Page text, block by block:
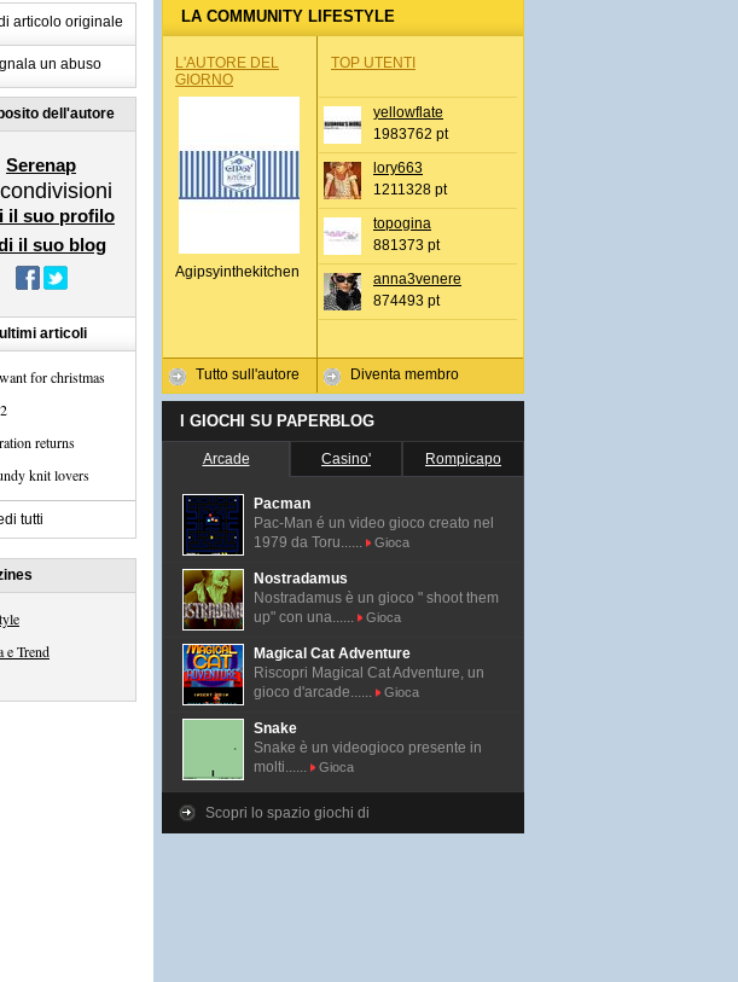
articolo originale
un abuso
dell'autore
Serenap
condivisioni
il suo profilo
il suo blog
ultimi articoli
for christmas
returns
knit lovers
tutti
e Trend
LA COMMUNITY LIFESTYLE
L'AUTORE DEL
GIORNO
Agipsyinthekitchen
Tutto sull'autore
TOP UTENTI
yellowflate
1983762 pt
lory663
1211328 pt
topogina
881373 pt
anna3venere
874493 pt
Diventa membro
I GIOCHI SU PAPERBLOG
Arcade Casino' Rompicapo
Pacman
Pac-Man é un video gioco creato nel
1979 da Toru......
Gioca
Nostradamus
Nostradamus è un gioco " shoot them
up" con una......
Gioca
Magical Cat Adventure
Riscopri Magical Cat Adventure, un
gioco d'arcade......
Gioca
Snake
Snake è un videogioco presente in
molti......
Gioca
Scopri lo spazio giochi di